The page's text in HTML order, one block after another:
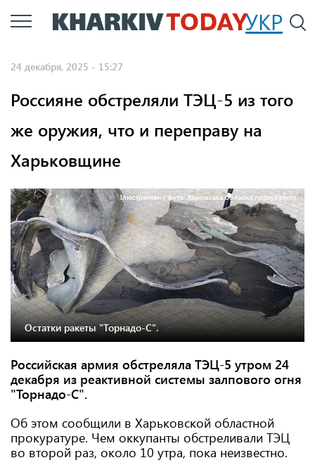
Перейти
к
УКР
24 декабря, 2025 - 15:27
Россияне обстреляли ТЭЦ-5 из того
же оружия, что и переправу на
Харьковщине
Ілюстративне фото: Харківська обласна прокуратура.
Остатки ракеты "Торнадо-С".
Российская армия обстреляла ТЭЦ-5 утром 24
декабря из реактивной системы залпового огня
"Торнадо-С".
Об этом сообщили в Харьковской областной
прокуратуре. Чем оккупанты обстреливали ТЭЦ
во второй раз, около 10 утра, пока неизвестно.